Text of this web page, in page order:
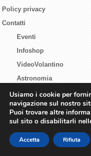
Policy privacy
Contatti
Eventi
Infoshop
VideoVolantino
Astronomia
Tecnologia
Live streaming
© 2026 IoStream All rights
Usiamo i cookie per
navigazione sul nostro
Puoi trovare altre
sul sito o disabilitarli
Accetta Rifiuta